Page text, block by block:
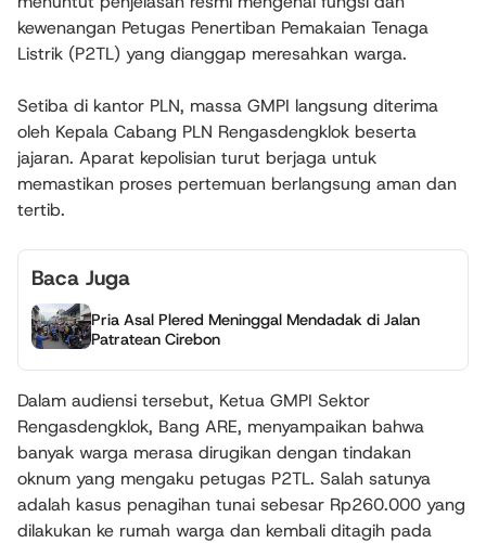
kewenangan Petugas Penertiban Pemakaian Tenaga
Listrik (P2TL) yang dianggap meresahkan warga.
Setiba di kantor PLN, massa GMPI langsung diterima
oleh Kepala Cabang PLN Rengasdengklok beserta
jajaran. Aparat kepolisian turut berjaga untuk
memastikan proses pertemuan berlangsung aman dan
tertib.
Baca Juga
Pria Asal Plered Meninggal Mendadak di Jalan
Patratean Cirebon
Dalam audiensi tersebut, Ketua GMPI Sektor
Rengasdengklok, Bang ARE, menyampaikan bahwa
banyak warga merasa dirugikan dengan tindakan
oknum yang mengaku petugas P2TL. Salah satunya
adalah kasus penagihan tunai sebesar Rp260.000 yang
dilakukan ke rumah warga dan kembali ditagih pada